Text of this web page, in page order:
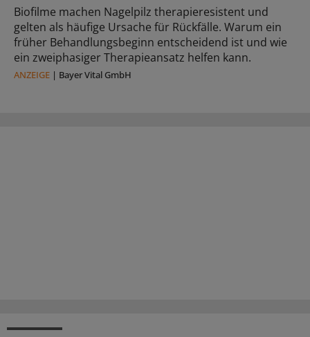
Biofilme machen Nagelpilz therapieresistent und
gelten als häufige Ursache für Rückfälle. Warum ein
früher Behandlungsbeginn entscheidend ist und wie
ein zweiphasiger Therapieansatz helfen kann.
ANZEIGE | Bayer Vital GmbH